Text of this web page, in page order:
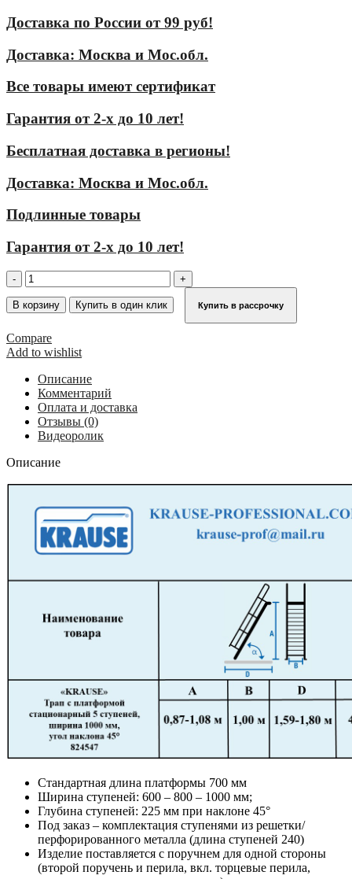
Доставка по России от 99 руб!
Доставка: Москва и Мос.обл.
Все товары имеют сертификат
Гарантия от 2-х до 10 лет!
Бесплатная доставка в регионы!
Доставка: Москва и Мос.обл.
Подлинные товары
Гарантия от 2-х до 10 лет!
Количество
товара
Трап
платформой
стационарный
5
ступеней,
ширина
1000
мм,
угол
наклона
45°
824547
В корзину Купить в один клик Купить в рассрочку
Compare
Add to wishlist
Описание
Комментарий
Оплата и доставка
Отзывы (0)
Видеоролик
Описание
Стандартная длина платформы 700 мм
Ширина ступеней: 600 – 800 – 1000 мм;
Глубина ступеней: 225 мм при наклоне 45°
Под заказ – комплектация ступенями из решетки/
перфорированного металла (длина ступеней 240)
Изделие поставляется с поручнем для одной стороны
(второй поручень и перила, вкл. торцевые перила,